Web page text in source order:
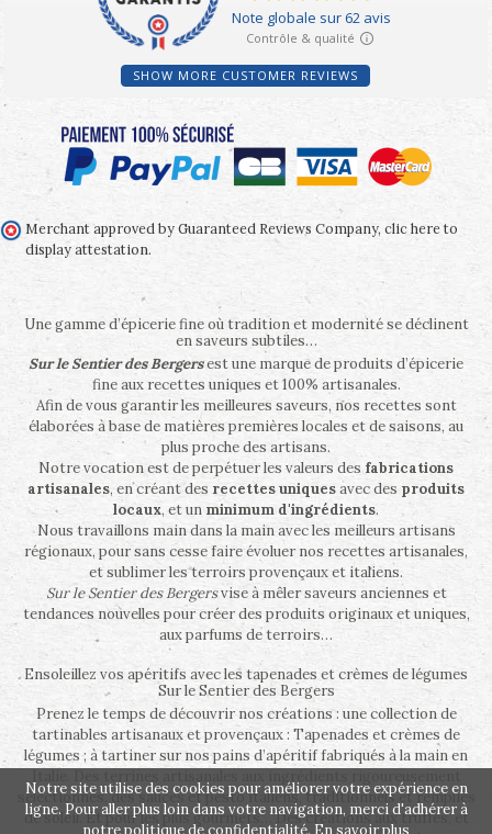
SHOW MORE CUSTOMER REVIEWS
Merchant approved by Guaranteed Reviews Company, clic here to
display attestation.
Une gamme d’épicerie fine où tradition et modernité se déclinent
en saveurs subtiles…
Sur le Sentier des Bergersest une marque de produits d’épicerie
fine aux recettes uniques et 100% artisanales.
Afin de vous garantir les meilleures saveurs, nos recettes sont
élaborées à base de matières premières locales et de saisons, au
plus proche des artisans.
Notre vocation est de perpétuer les valeurs des fabrications
artisanales, en créant des recettes uniquesavec des produits
locaux, et un minimum d'ingrédients.
Nous travaillons main dans la main avec les meilleurs artisans
régionaux, pour sans cesse faire évoluer nos recettes artisanales,
et sublimer les terroirs provençaux et italiens.
Sur le Sentier des Bergersvise à mêler saveurs anciennes et
tendances nouvelles pour créer des produits originaux et uniques,
aux parfums de terroirs…
Ensoleillez vos apéritifs avec les tapenades et crèmes de légumes
Sur le Sentier des Bergers
Prenez le temps de découvrir nos créations : une collection de
tartinables artisanaux et provençaux : Tapenades et crèmes de
légumes ; à tartiner sur nos pains d’apéritif fabriqués à la main en
sélectionnés, des sauces et pesto italiens, traditionnels et remplies
de soleil. Et pour les plus gourmets… Des créations aux truffes, et
Notre site utilise des cookies pour améliorer votre expérience en
ligne. Pour aller plus loin dans votre navigation, merci d'adhérer à
notre politique de confidentialité. En savoir plus